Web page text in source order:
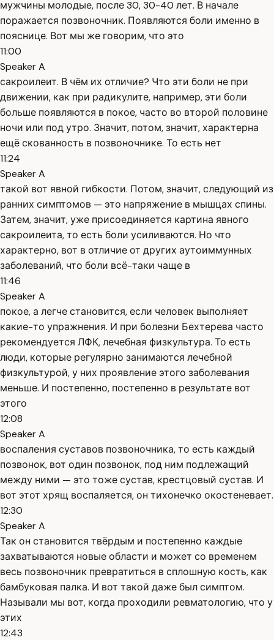
мужчины молодые, после 30, 30-40 лет. В начале
поражается позвоночник. Появляются боли именно в
пояснице. Вот мы же говорим, что это
11:00
Speaker A
сакроилеит. В чём их отличие? Что эти боли не при
движении, как при радикулите, например, эти боли
больше появляются в покое, часто во второй половине
ночи или под утро. Значит, потом, значит, характерна
ещё скованность в позвоночнике. То есть нет
11:24
Speaker A
такой вот явной гибкости. Потом, значит, следующий из
ранних симптомов — это напряжение в мышцах спины.
Затем, значит, уже присоединяется картина явного
сакроилеита, то есть боли усиливаются. Но что
характерно, вот в отличие от других аутоиммунных
заболеваний, что боли всё-таки чаще в
11:46
Speaker A
покое, а легче становится, если человек выполняет
какие-то упражнения. И при болезни Бехтерева часто
рекомендуется ЛФК, лечебная физкультура. То есть
люди, которые регулярно занимаются лечебной
физкультурой, у них проявление этого заболевания
меньше. И постепенно, постепенно в результате вот
этого
12:08
Speaker A
воспаления суставов позвоночника, то есть каждый
позвонок, вот один позвонок, под ним подлежащий
между ними — это тоже сустав, крестцовый сустав. И
вот этот хрящ воспаляется, он тихонечко окостеневает.
12:30
Speaker A
Так он становится твёрдым и постепенно каждые
захватываются новые области и может со временем
весь позвоночник превратиться в сплошную кость, как
бамбуковая палка. И вот такой даже был симптом.
Называли мы вот, когда проходили ревматологию, что у
этих
12:43